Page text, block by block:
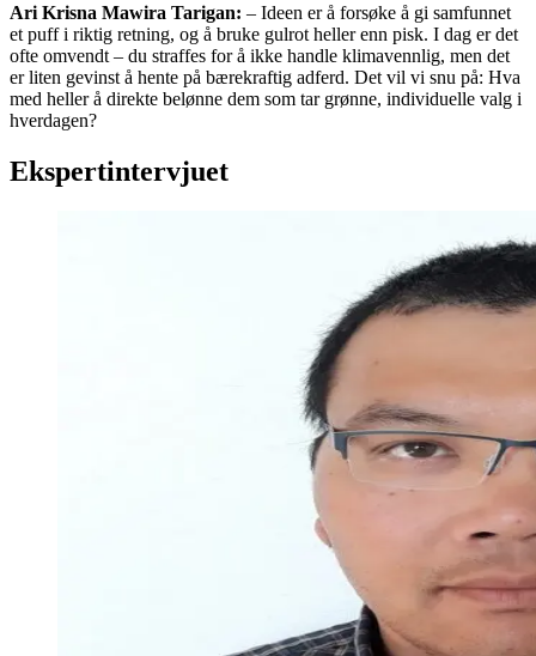
Ari Krisna Mawira Tarigan: – Ideen er å forsøke å gi samfunnet
et puff i riktig retning, og å bruke gulrot heller enn pisk. I dag er det
ofte omvendt – du straffes for å ikke handle klimavennlig, men det
er liten gevinst å hente på bærekraftig adferd. Det vil vi snu på: Hva
med heller å direkte belønne dem som tar grønne, individuelle valg i
hverdagen?
Ekspertintervjuet